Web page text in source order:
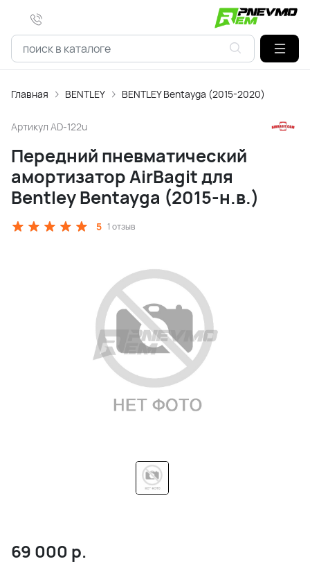
Главная BENTLEY BENTLEY Bentayga (2015-2020)
Артикул AD-122u
Передний пневматический
амортизатор AirBagit для
Bentley Bentayga (2015-н.в.)
5 1 отзыв
69 000 р.